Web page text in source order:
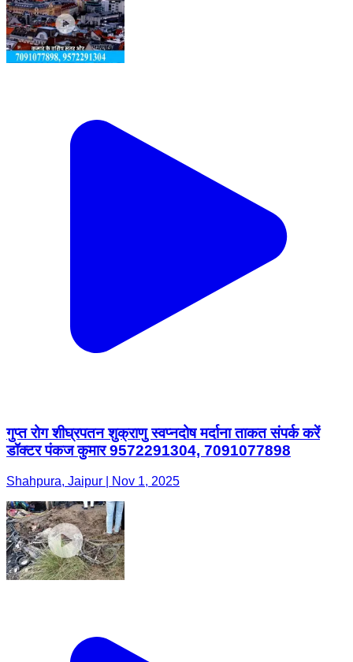
गुप्त रोग शीघ्रपतन शुक्राणु स्वप्नदोष मर्दाना ताकत संपर्क करें
डॉक्टर पंकज कुमार 9572291304, 7091077898
Shahpura, Jaipur | Nov 1, 2025